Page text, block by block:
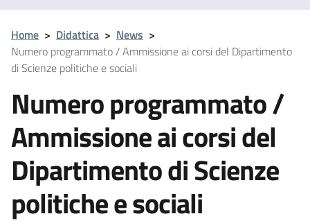
Home > Didattica > News >
Numero programmato / Ammissione ai corsi del Dipartimento
di Scienze politiche e sociali
Numero programmato /
Ammissione ai corsi del
Dipartimento di Scienze
politiche e sociali